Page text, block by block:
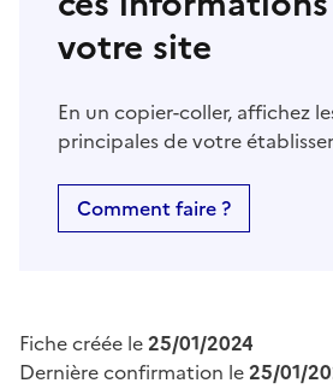
votre site
En un copier-coller, affichez
principales de votre
Comment faire ?
Fiche créée le25/01/2024
Dernière confirmation le25/01/